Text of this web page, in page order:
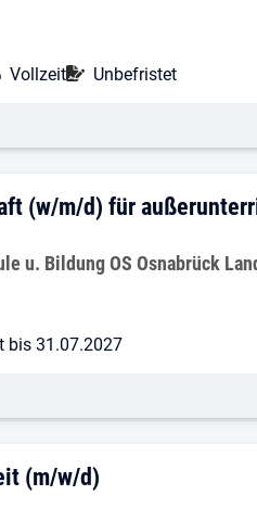
Anstellungsart:
Vollzeit Befristung:
Unbefristet
Fachkraft
(w/m/d) für
u. Bildung OS Osnabrück
bis 31.07.2027
in Vollzeit (m/
(m/w/d)